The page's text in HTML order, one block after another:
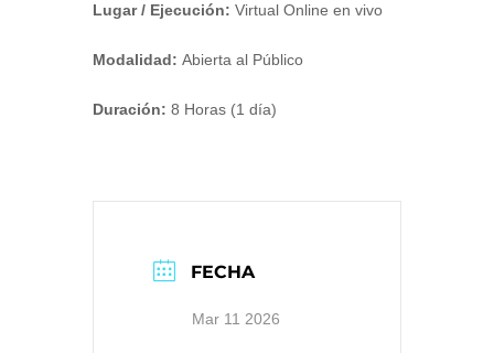
Lugar / Ejecución: Virtual Online en vivo
Modalidad: Abierta al Público
Duración: 8 Horas (1 día)
FECHA
Mar 11 2026